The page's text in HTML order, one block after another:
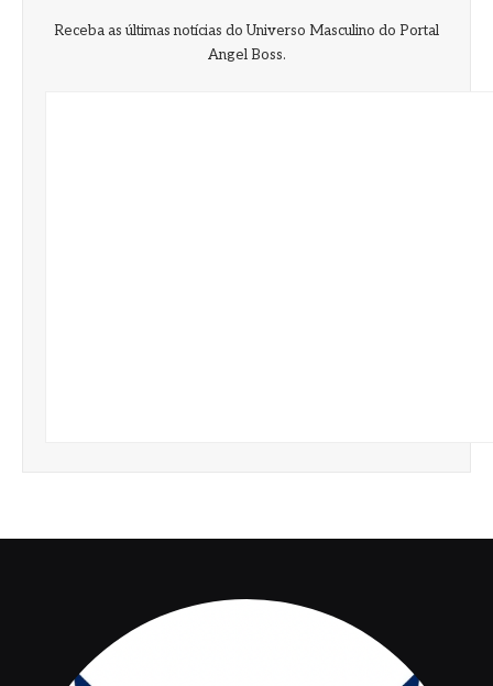
Receba as últimas notícias do Universo Masculino do Portal
Angel Boss.